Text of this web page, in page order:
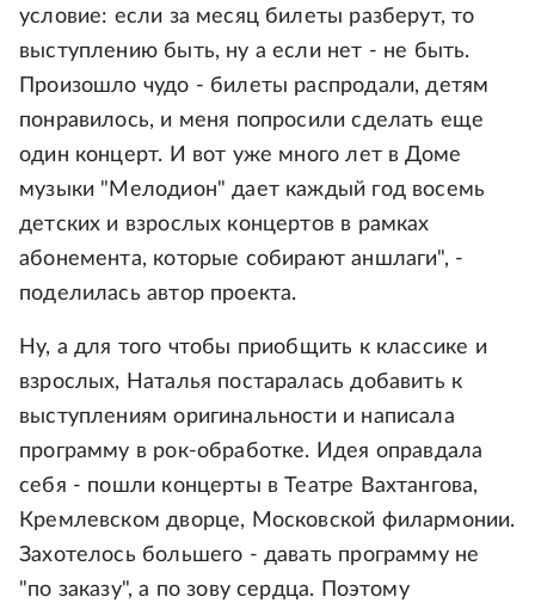
условие: если за месяц билеты разберут, то
выступлению быть, ну а если нет - не быть.
Произошло чудо - билеты распродали, детям
понравилось, и меня попросили сделать еще
один концерт. И вот уже много лет в Доме
музыки "Мелодион" дает каждый год восемь
детских и взрослых концертов в рамках
абонемента, которые собирают аншлаги", -
поделилась автор проекта.
Ну, а для того чтобы приобщить к классике и
взрослых, Наталья постаралась добавить к
выступлениям оригинальности и написала
программу в рок-обработке. Идея оправдала
себя - пошли концерты в Театре Вахтангова,
Кремлевском дворце, Московской филармонии.
Захотелось большего - давать программу не
"по заказу", а по зову сердца. Поэтому